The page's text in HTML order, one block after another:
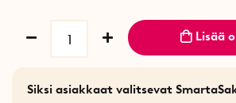
Lisää
Siksi asiakkaat valitsevat